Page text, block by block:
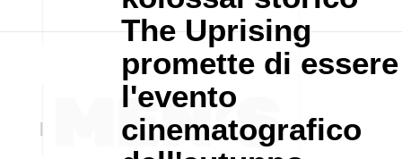
The Uprising
promette di essere
l'evento
cinematografico